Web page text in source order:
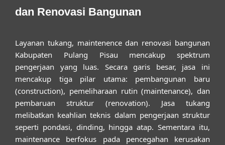
dan Renovasi Bangunan
Layanan tukang, maintenence dan renovasi bangunan
Kabupaten Pulang Pisau mencakup spektrum
pengerjaan yang luas. Secara garis besar, jasa ini
mencakup tiga pilar utama: pembangunan baru
(construction), pemeliharaan rutin (maintenance), dan
pembaruan struktur (renovation). Jasa tukang
melibatkan keahlian teknis dalam pengerjaan struktur
seperti pondasi, dinding, hingga atap. Sementara itu,
maintenance berfokus pada pencegahan kerusakan